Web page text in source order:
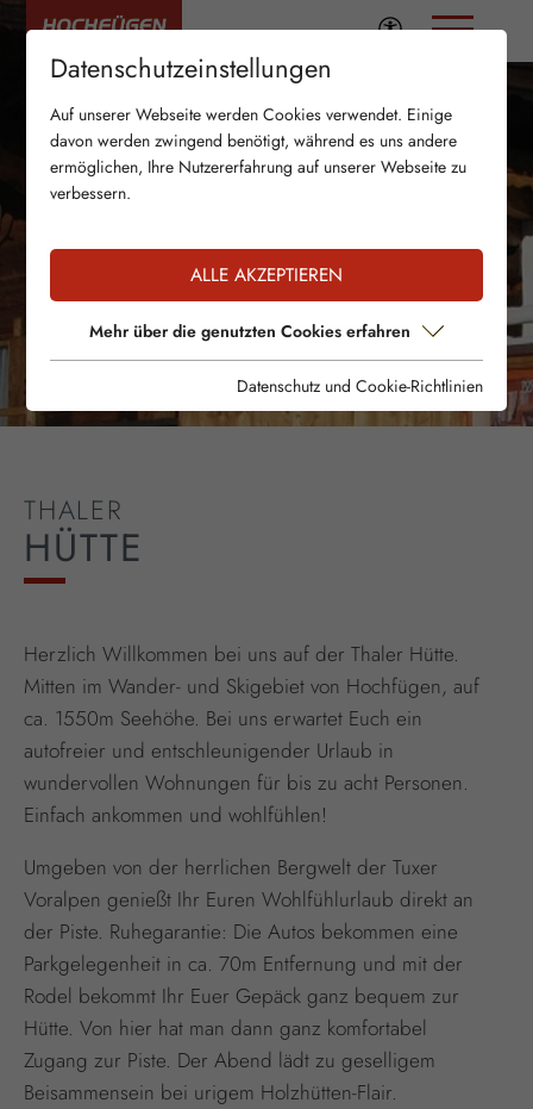
THALER
HÜTTE
Herzlich Willkommen bei uns auf der Thaler Hütte.
Mitten im Wander- und Skigebiet von Hochfügen, auf
ca. 1550m Seehöhe. Bei uns erwartet Euch ein
autofreier und entschleunigender Urlaub in
wundervollen Wohnungen für bis zu acht Personen.
Einfach ankommen und wohlfühlen!
Umgeben von der herrlichen Bergwelt der Tuxer
Voralpen genießt Ihr Euren Wohlfühlurlaub direkt an
der Piste. Ruhegarantie: Die Autos bekommen eine
Parkgelegenheit in ca. 70m Entfernung und mit der
Rodel bekommt Ihr Euer Gepäck ganz bequem zur
Hütte. Von hier hat man dann ganz komfortabel
Zugang zur Piste. Der Abend lädt zu geselligem
Beisammensein bei urigem Holzhütten-Flair.
Datenschutzeinstellungen
Auf unserer Webseite werden Cookies verwendet. Einige
davon werden zwingend benötigt, während es uns andere
ermöglichen, Ihre Nutzererfahrung auf unserer Webseite zu
verbessern.
ALLE AKZEPTIEREN
Mehr über die genutzten Cookies erfahren
Datenschutz und Cookie-Richtlinien